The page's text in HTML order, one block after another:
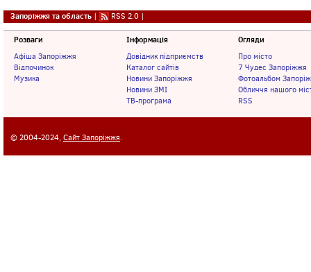
Запоріжжя та область | RSS 2.0 |
Розваги
Афіша Запоріжжя
Відпочинок
Музика
Інформація
Довідник підприємств
Каталог сайтів
Новини Запоріжжя
Новини ЗМІ
ТВ-програма
Огляди
Про місто
7 Чудес Запоріжжя
Фотоальбом
Обличчя нашого
RSS
© 2004-2024, Сайт Запоріжжя.